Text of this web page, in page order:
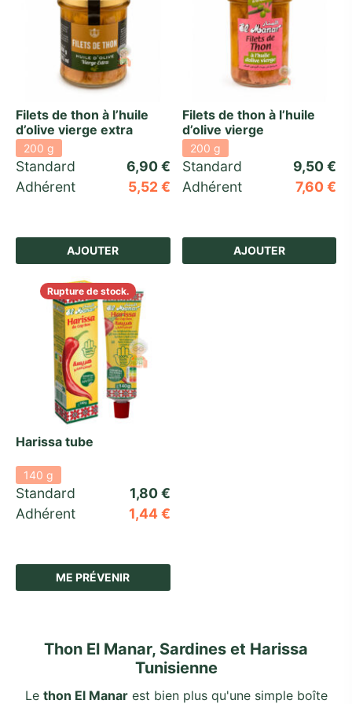
Filets de thon à l’huile
d’olive vierge extra
200 g
Standard 6,90€
Adhérent
5,52€
AJOUTER
Filets de thon à l’huile
d’olive vierge
200 g
Standard 9,50€
Adhérent
7,60€
AJOUTER
Rupture de stock.
Harissa tube
140 g
Standard 1,80€
Adhérent
1,44€
ME PRÉVENIR
Thon El Manar, Sardines et Harissa
Tunisienne
Le thon El Manarest bien plus qu'une simple boîte